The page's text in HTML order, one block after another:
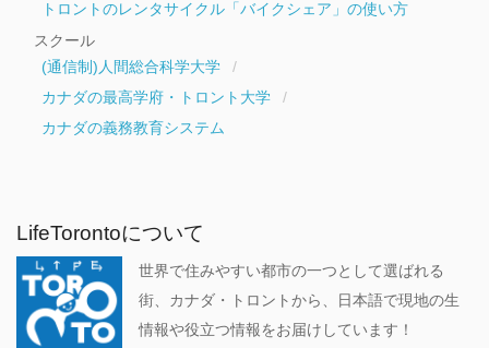
トロントのレンタサイクル「バイクシェア」の使い方
スクール
(通信制)人間総合科学大学
カナダの最高学府・トロント大学
カナダの義務教育システム
LifeTorontoについて
世界で住みやすい都市の一つとして選ばれる
街、カナダ・トロントから、日本語で現地の生
情報や役立つ情報をお届けしています！